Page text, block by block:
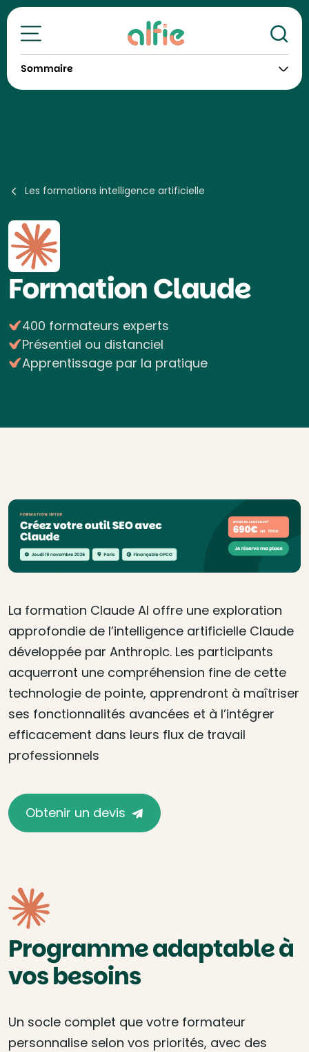
Toutes nos formations
Sommaire
Les formations intelligence artificielle
FormationClaude
400 formateurs experts
Présentiel ou distanciel
Apprentissage par la pratique
La formation Claude AI offre une exploration
approfondie de l’intelligence artificielle Claude
développée par Anthropic. Les participants
acquerront une compréhension fine de cette
technologie de pointe, apprendront à maîtriser
ses fonctionnalités avancées et à l’intégrer
efficacement dans leurs flux de travail
professionnels
Obtenir un devis
Programme adaptable à
vos besoins
Un socle complet que votre formateur
personnalise selon vos priorités, avec des